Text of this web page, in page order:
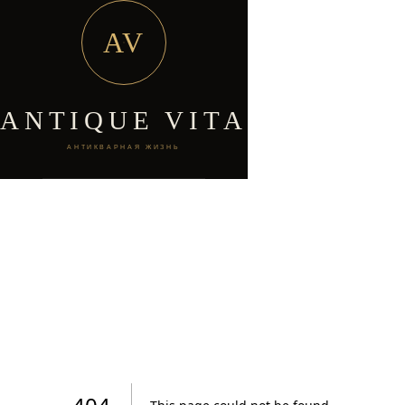
AV
ANTIQUE VITA
АНТИКВАРНАЯ ЖИЗНЬ